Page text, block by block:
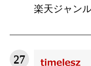
楽天ジャン
27